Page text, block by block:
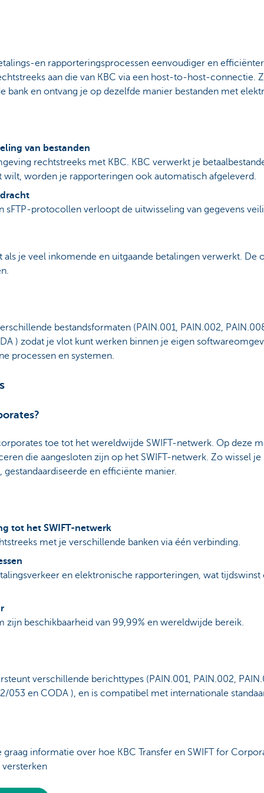
en rapporteringsprocessen eenvoudiger en
aan die van KBC via een host-to-host-connectie.
bank en ontvang je op dezelfde manier bestanden met
van bestanden
rechtstreeks met KBC. KBC verwerkt je
wilt, worden je rapporteringen ook automatisch afgeleverd.
sFTP-protocollen verloopt de uitwisseling van gegevens
als je veel inkomende en uitgaande betalingen verwerkt. De
bestandsformaten (PAIN.001, PAIN.002,
) zodat je vlot kunt werken binnen je eigen
processen en systemen.
toe tot het wereldwijde SWIFT-netwerk. Op deze
die aangesloten zijn op het SWIFT-netwerk. Zo wissel
en efficiënte manier.
tot het SWIFT-netwerk
met je verschillende banken via één verbinding.
en elektronische rapporteringen, wat
zijn beschikbaarheid van 99,99% en wereldwijde bereik.
verschillende berichttypes (PAIN.001, PAIN.002,
053 en CODA ), en is compatibel met internationale
informatie over hoe KBC Transfer en SWIFT for
versterken